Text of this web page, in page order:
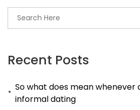
Recent Posts
So what does mean whenever
informal dating
Retener
En